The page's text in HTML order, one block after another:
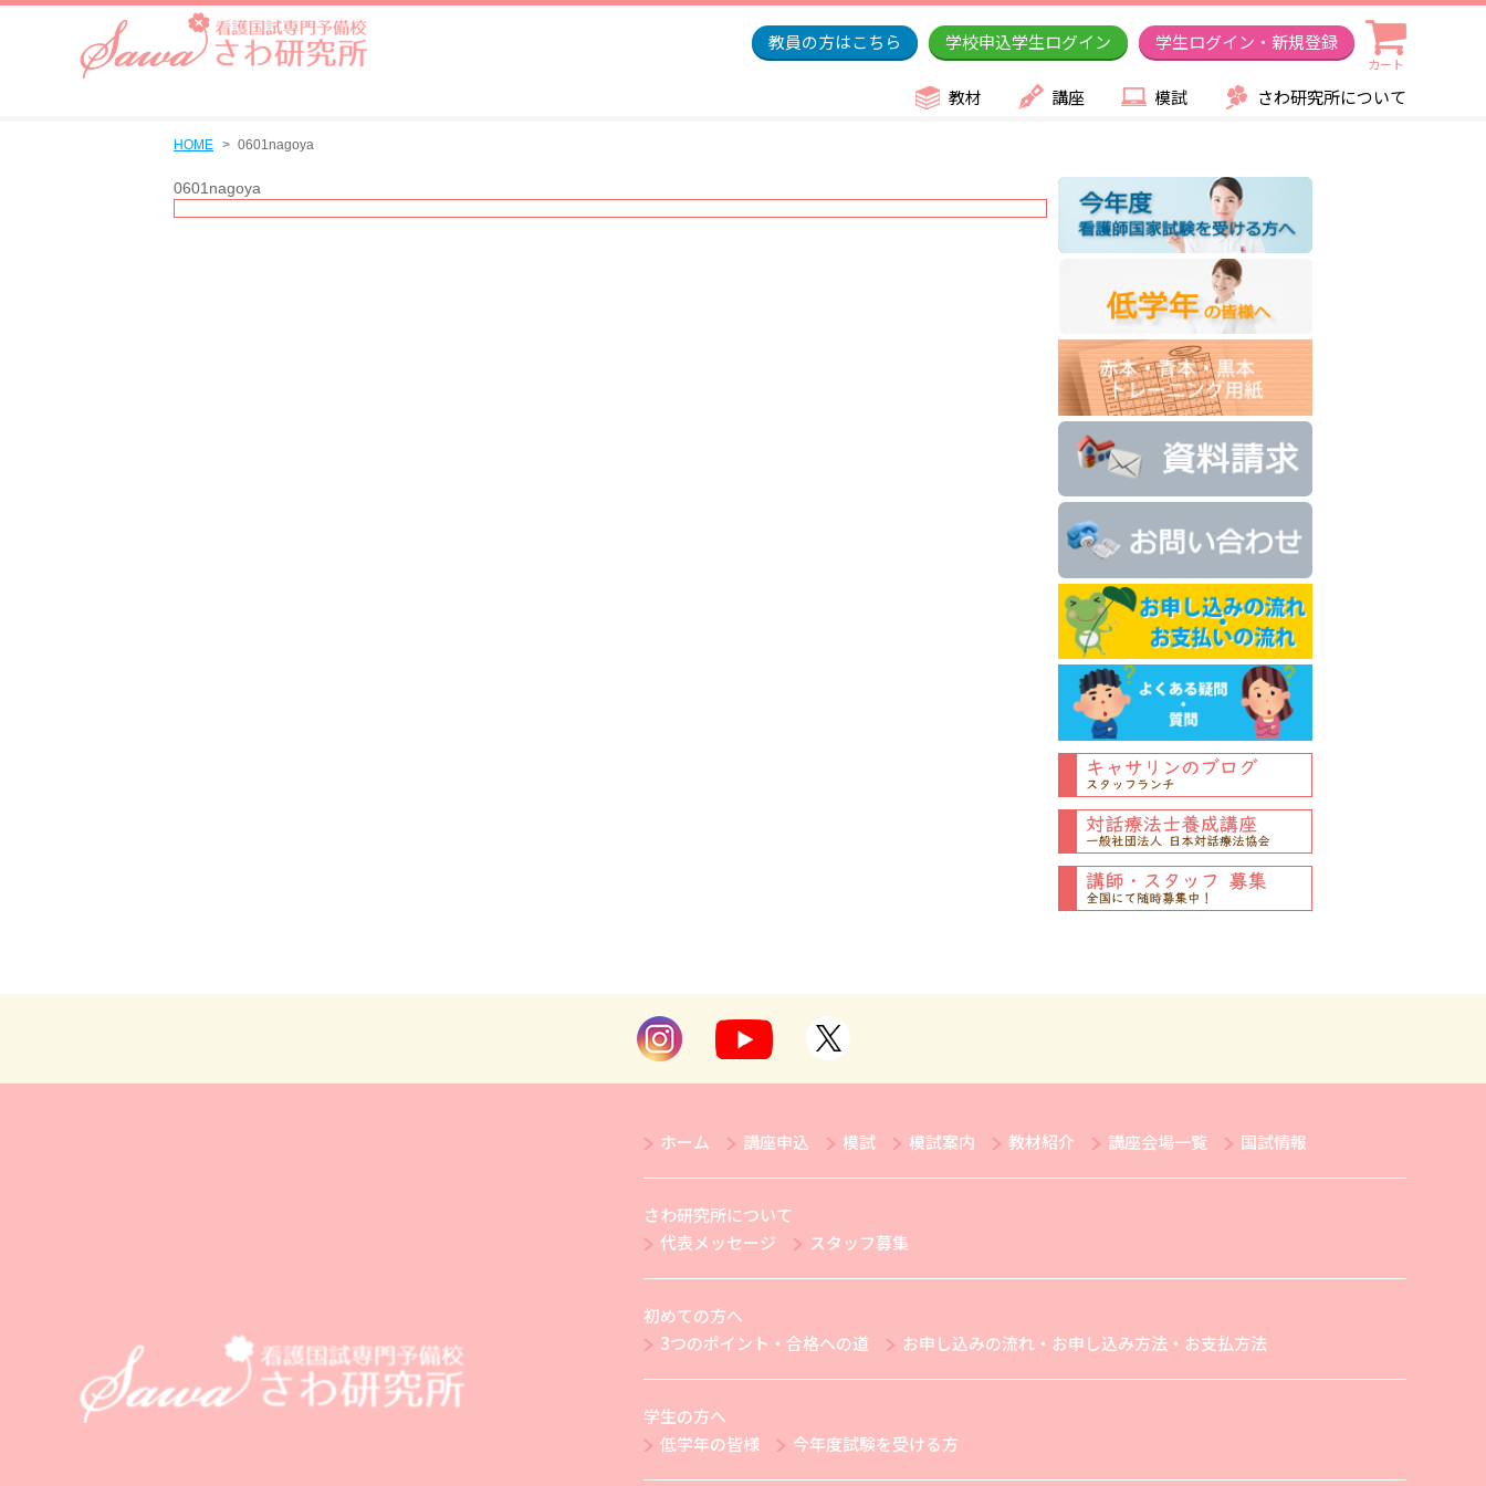
教員の方はこちら 学校申込学生ログイン 学生ログイン・新規登録
カート
教材 講座 模試 さわ研究所について
HOME 0601nagoya
0601nagoya
ホーム 講座申込 模試 模試案内 教材紹介 講座会場一覧 国試情報
さわ研究所について
代表メッセージ
スタッフ募集
初めての方へ
3つのポイント・合格への道
お申し込みの流れ・お申し込み方法・お支払方法
学生の方へ
低学年の皆様
今年度試験を受ける方